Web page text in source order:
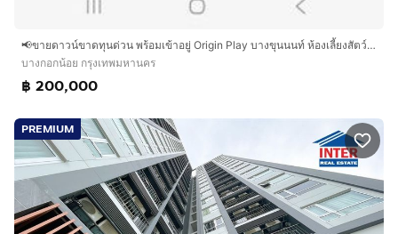
📢ขายดาวน์ขาดทุนด่วน พร้อมเข้าอยู่ Origin Play บางขุนนนท์ ห้องเลี้ยงสัตว์ได้
บางกอกน้อย กรุงเทพมหานคร
฿ 200,000
PREMIUM